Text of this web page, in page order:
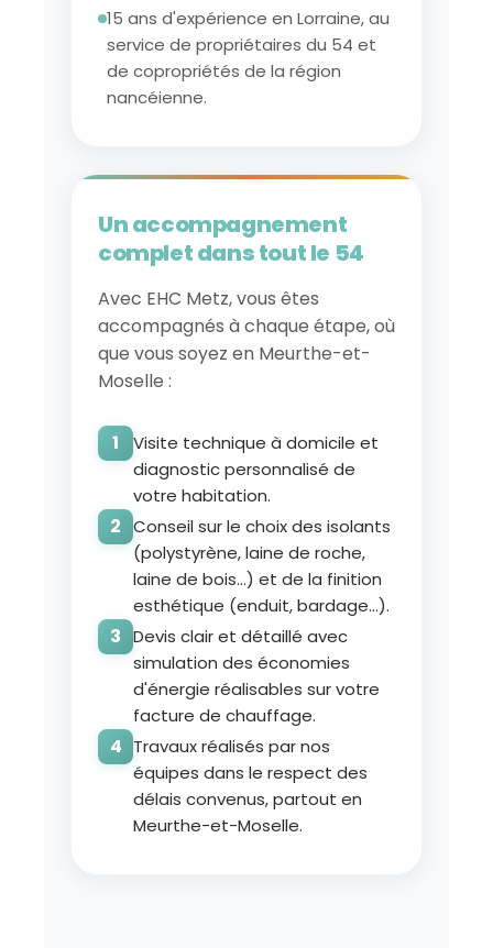
15 ans d'expérience en Lorraine, au
service de propriétaires du 54 et
de copropriétés de la région
nancéienne.
Un accompagnement
complet dans tout le 54
Avec EHC Metz, vous êtes
accompagnés à chaque étape, où
que vous soyez en Meurthe-et-
Moselle :
Visite technique à domicile et
diagnostic personnalisé de
votre habitation.
Conseil sur le choix des isolants
(polystyrène, laine de roche,
laine de bois...) et de la finition
esthétique (enduit, bardage...).
Devis clair et détaillé avec
simulation des économies
d'énergie réalisables sur votre
facture de chauffage.
Travaux réalisés par nos
équipes dans le respect des
délais convenus, partout en
Meurthe-et-Moselle.